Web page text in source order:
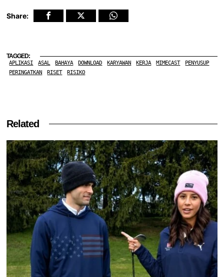
Share:
TAGGED:
APLIKASI ASAL BAHAYA DOWNLOAD KARYAWAN KERJA MIMECAST
PENYUSUP
PERINGATKAN
RISET RISIKO
Related